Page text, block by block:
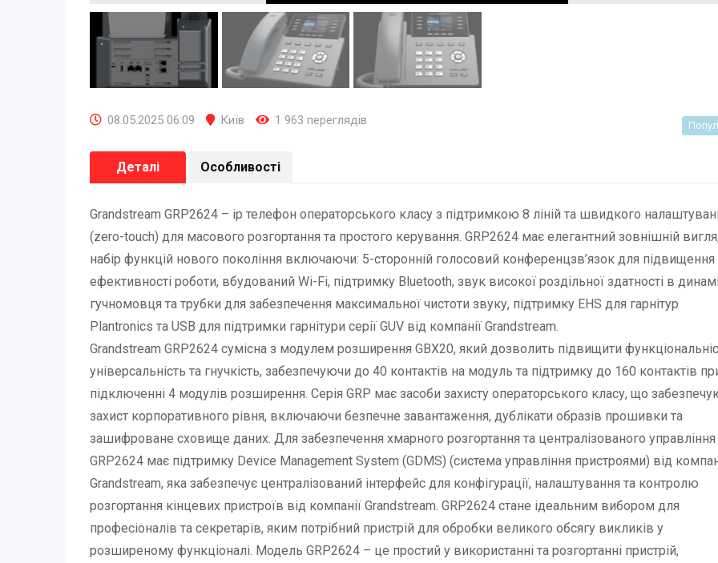
08.05.2025 06:09 Київ 1 963 переглядів
Деталі Особливості
Grandstream GRP2624 – ip телефон операторського класу з підтримкою 8 ліній та швидкого
(zero-touch) для масового розгортання та простого керування. GRP2624 має елегантний зовнішній
набір функцій нового покоління включаючи: 5-сторонній голосовий конференцзв’язок для підвищення
ефективності роботи, вбудований Wi-Fi, підтримку Bluetooth, звук високої роздільної здатності в
гучномовця та трубки для забезпечення максимальної чистоти звуку, підтримку EHS для гарнітур
Plantronics та USB для підтримки гарнітури серії GUV від компанії Grandstream.
Grandstream GRP2624 сумісна з модулем розширення GBX20, який дозволить підвищити
універсальність та гнучкість, забезпечуючи до 40 контактів на модуль та підтримку до 160 контактів
підключенні 4 модулів розширення. Серія GRP має засоби захисту операторського класу, що
захист корпоративного рівня, включаючи безпечне завантаження, дублікати образів прошивки та
зашифроване сховище даних. Для забезпечення хмарного розгортання та централізованого управління
GRP2624 має підтримку Device Management System (GDMS) (система управління пристроями) від
Grandstream, яка забезпечує централізований інтерфейс для конфігурації, налаштування та контролю
розгортання кінцевих пристроїв від компанії Grandstream. GRP2624 стане ідеальним вибором для
професіоналів та секретарів, яким потрібний пристрій для обробки великого обсягу викликів у
розширеному функціоналі. Модель GRP2624 – це простий у використанні та розгортанні пристрій,